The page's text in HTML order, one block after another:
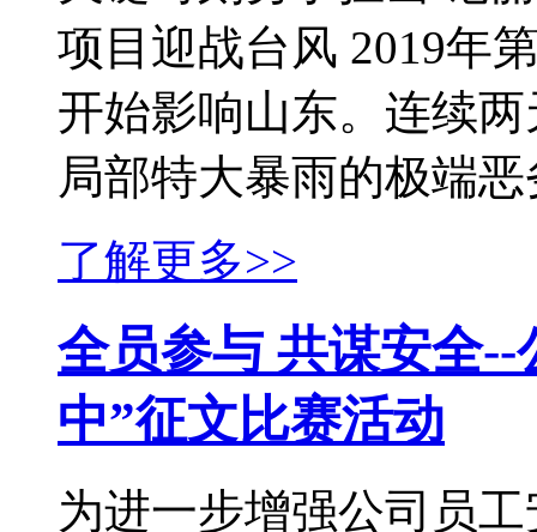
项目迎战台风 2019年
开始影响山东。连续
局部特大暴雨的极端
了解更多>>
全员参与 共谋安全
中”征文比赛活动
为进一步增强公司员